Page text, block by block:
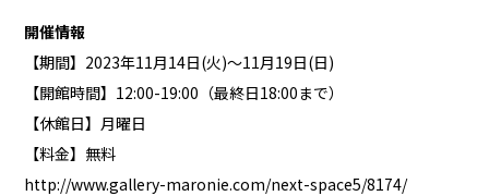
開催情報
【期間】2023年11月14日(火)～11月19日(日)
【開館時間】12:00-19:00（最終日18:00まで）
【休館日】月曜日
【料金】無料
http://www.gallery-maronie.com/next-space5/8174/